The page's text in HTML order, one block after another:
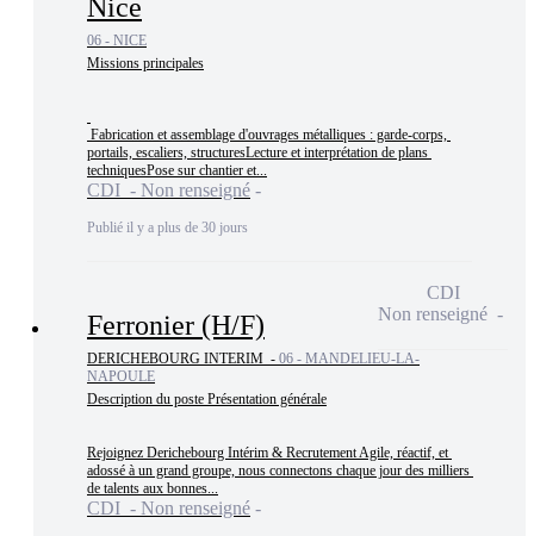
Nice
06 - NICE
Missions principales
portails, escaliers, structuresLecture et interprétation de plans
techniquesPose sur chantier et...
CDI - Non renseigné
Publié il y a plus de 30 jours
Ferronier (H/F)
DERICHEBOURG INTERIM - 06 - MANDELIEU-LA-
NAPOULE
Description du poste Présentation générale
Rejoignez Derichebourg Intérim & Recrutement Agile, réactif, et
adossé à un grand groupe, nous connectons chaque jour des milliers
de talents aux bonnes...
CDI - Non renseigné
CDI
Non renseigné